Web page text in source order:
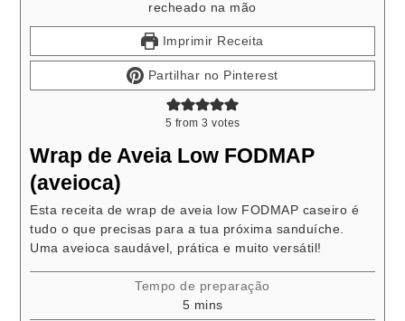
Imprimir Receita
Partilhar no Pinterest
5 from 3 votes
Wrap de Aveia Low FODMAP
(aveioca)
Esta receita de wrap de aveia low FODMAP caseiro é
tudo o que precisas para a tua próxima sanduíche.
Uma aveioca saudável, prática e muito versátil!
Tempo de preparação
5minutes
mins